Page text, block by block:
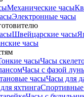
Механические часы
Электронные часы
Швейцарские часы
часы
часыЧасы
Часы с фазой
часыЧасы для
яхтинга